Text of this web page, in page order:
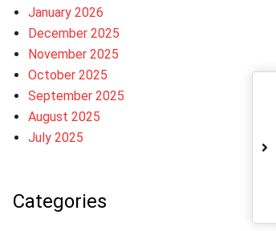
January 2026
December 2025
November 2025
October 2025
September 2025
August 2025
July 2025
Categories